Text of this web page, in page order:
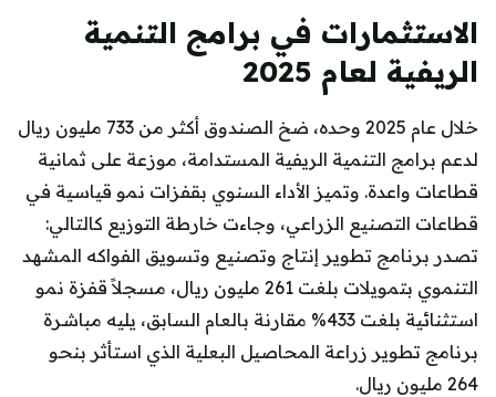
الاستثمارات في برامج التنمية
الريفية لعام 2025
خلال عام 2025 وحده، ضخ الصندوق أكثر من 733 مليون ريال
لدعم برامج التنمية الريفية المستدامة، موزعة على ثمانية
قطاعات واعدة. وتميز الأداء السنوي بقفزات نمو قياسية في
قطاعات التصنيع الزراعي، وجاءت خارطة التوزيع كالتالي:
تصدر برنامج تطوير إنتاج وتصنيع وتسويق الفواكه المشهد
التنموي بتمويلات بلغت 261 مليون ريال، مسجلاً قفزة نمو
استثنائية بلغت 433% مقارنة بالعام السابق، يليه مباشرة
برنامج تطوير زراعة المحاصيل البعلية الذي استأثر بنحو
264 مليون ريال.